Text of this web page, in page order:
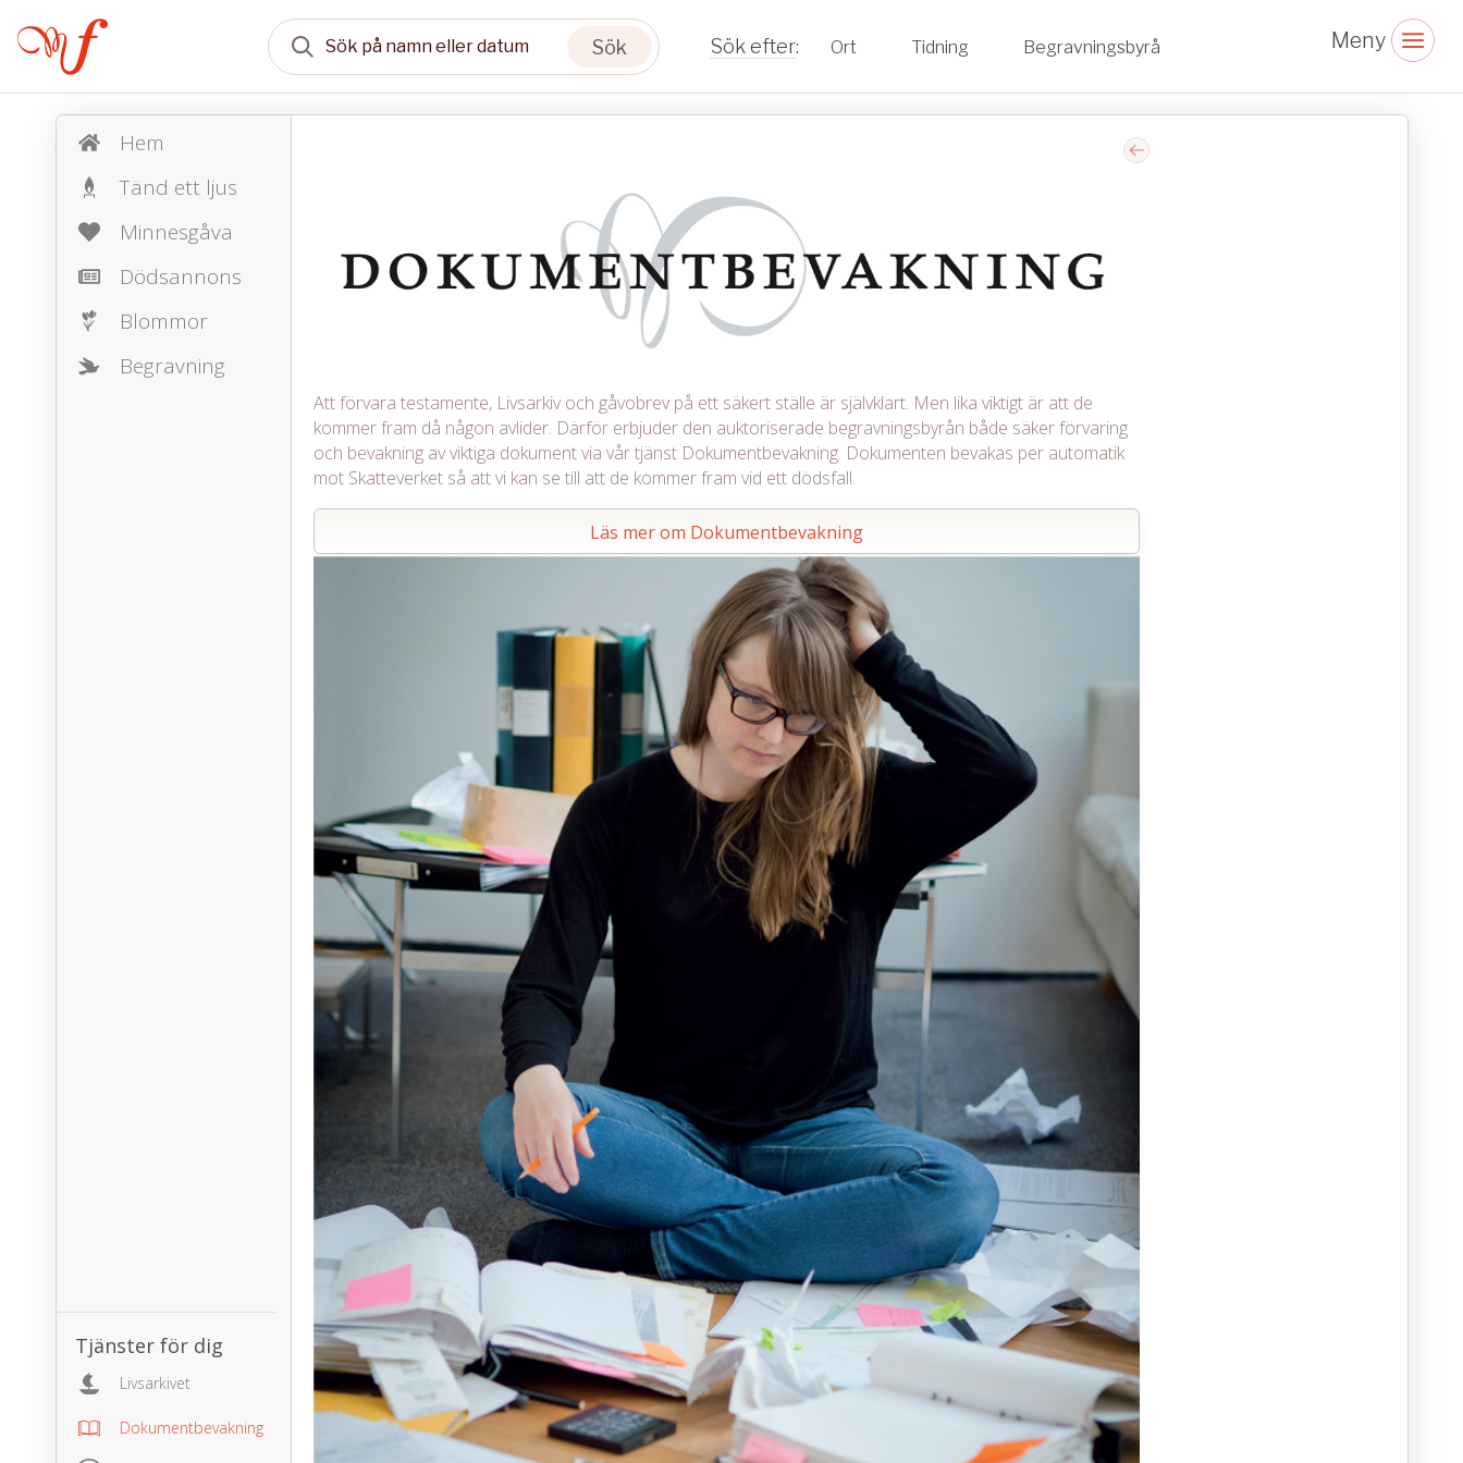
Sök Ort Tidning Begravningsbyrå
Hem
Tänd ett ljus
Minnesgåva
Dödsannons
Blommor
Begravning
Tjänster för dig
Livsarkivet
Dokumentbevakning
Att förvara testamente, Livsarkiv och gåvobrev på ett säkert ställe är självklart. Men lika viktigt är att de
kommer fram då någon avlider. Därför erbjuder den auktoriserade begravningsbyrån både säker förvaring
och bevakning av viktiga dokument via vår tjänst Dokumentbevakning. Dokumenten bevakas per automatik
mot Skatteverket så att vi kan se till att de kommer fram vid ett dödsfall.
Läs mer om Dokumentbevakning